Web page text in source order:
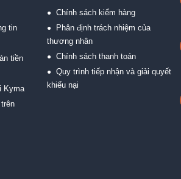
tin
tiền
Kyma
● Chính sách kiểm hàng
●
Phân định trách nhiệm của
thương nhân
● Chính sách thanh toán
● Quy trình tiếp nhận và giải quyết
khiếu nại